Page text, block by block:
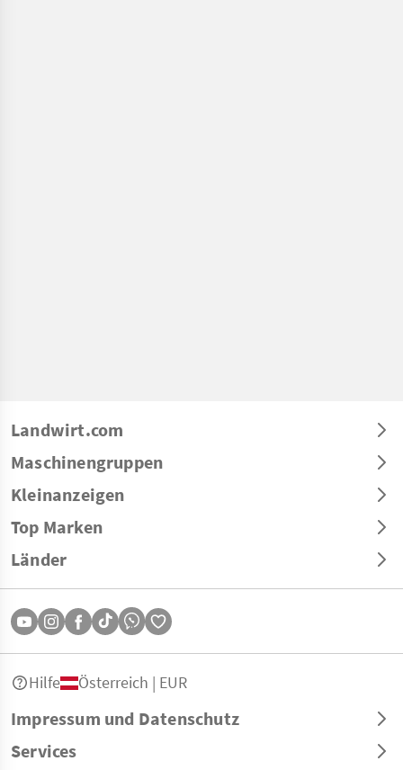
Landwirt.com
Maschinengruppen
Kleinanzeigen
Top Marken
Länder
Impressum und Datenschutz
Services
Hilfe Österreich | EUR